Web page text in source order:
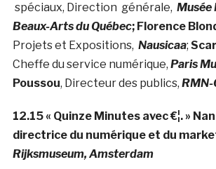
spéciaux, Direction générale, Musée
Beaux-Arts du Québec; Florence
Projets et Expositions, Nausicaa;
Cheffe du service numérique, Paris
Poussou, Directeur des publics, RMN-
12.15 « Quinze Minutes avec €¦. »
directrice du numérique et du
Rijksmuseum, Amsterdam